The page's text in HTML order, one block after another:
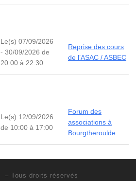
Le(s) 07/09/2026
- 30/09/2026 de
20:00 à 22:30
Reprise des cours
de l’ASAC / ASBEC
Le(s) 12/09/2026
de 10:00 à 17:00
Forum des
associations à
Bourgtheroulde
– Tous droits réservés